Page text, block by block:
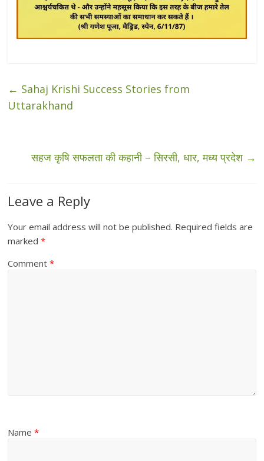
← Sahaj Krishi Success Stories from
Uttarakhand
सहज कृषि सफलता की कहानी – सिरसी, धार, मध्य प्रदेश →
Leave a Reply
Your email address will not be published. Required fields are
marked*
Comment*
Name*